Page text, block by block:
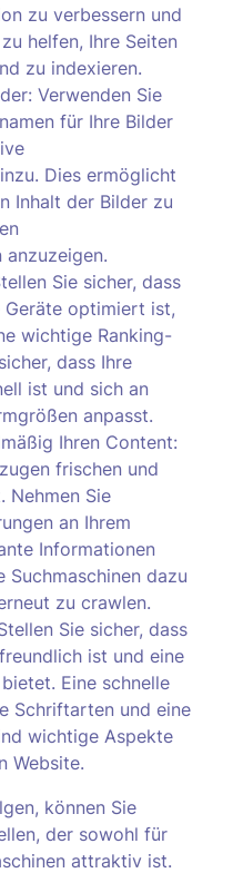
zu verbessern und
helfen, Ihre Seiten
zu indexieren.
Verwenden Sie
für Ihre Bilder
Dies ermöglicht
Inhalt der Bilder zu
anzuzeigen.
Sie sicher, dass
optimiert ist,
wichtige Ranking-
dass Ihre
ist und sich an
anpasst.
Ihren Content:
frischen und
Nehmen Sie
an Ihrem
Informationen
Suchmaschinen dazu
zu crawlen.
Sie sicher, dass
ist und eine
Eine schnelle
Schriftarten und eine
wichtige Aspekte
Website.
können Sie
der sowohl für
attraktiv ist.